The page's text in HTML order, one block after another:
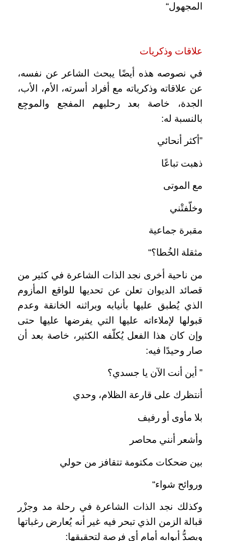
المجهول“
علاقات وذكريات
في نصوصه هذه أيضًا يبحث الشاعر عن نفسه،
عن علاقاته وذكرياته مع أفراد أسرته، الأم، الأب،
الجدة، خاصة بعد رحليهم المفجع والموجِع
بالنسبة له:
”أكثر أنحائي
ذهبت تباعًا
مع الموتى
وخلّفتْني
مقبرة جماعية
مثقلة الخُطا؟“
من ناحية أخرى نجد الذات الشاعرة في كثير من
قصائد الديوان تعلن عن تحديها للواقع المأزوم
الذي يُطبق عليها بأنيابه وبراثنه الخانقة وعدم
قبولها لإملاءاته عليها التي يفرضها عليها حتى
وإن كان هذا الفعل يُكلّفه الكثير، خاصة بعد أن
صار وحيدًا فيه:
” أين أنت الآن يا جسدي؟
أنتظرك على قارعة الظلام، وحدي
بلا مأوى أو رفيف
وأشعر أنني محاصر
بين ضحكات مكتومة تتقافز من حولي
وروائح شواء“
وكذلك نجد الذات الشاعرة في رحلة مد وجزْر
قبالة الزمن الذي تبحر فيه غير أنه يُعارض رغباتها
ويصدُّ أبوابه أمام أي فرصة لتحقيقها: